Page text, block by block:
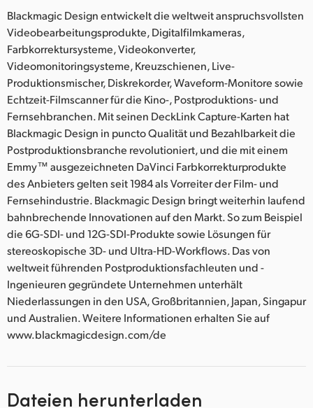
Blackmagic Design entwickelt die weltweit anspruchsvollsten
Videobearbeitungsprodukte, Digitalfilmkameras,
Farbkorrektursysteme, Videokonverter,
Videomonitoringsysteme, Kreuzschienen, Live-
Produktionsmischer, Diskrekorder, Waveform-Monitore sowie
Echtzeit-Filmscanner für die Kino-, Postproduktions- und
Fernsehbranchen. Mit seinen DeckLink Capture-Karten hat
Blackmagic Design in puncto Qualität und Bezahlbarkeit die
Postproduktionsbranche revolutioniert, und die mit einem
Emmy™ ausgezeichneten DaVinci Farbkorrekturprodukte
des Anbieters gelten seit 1984 als Vorreiter der Film- und
Fernsehindustrie. Blackmagic Design bringt weiterhin laufend
bahnbrechende Innovationen auf den Markt. So zum Beispiel
die 6G-SDI- und 12G-SDI-Produkte sowie Lösungen für
stereoskopische 3D- und Ultra-HD-Workflows. Das von
weltweit führenden Postproduktionsfachleuten und -
Ingenieuren gegründete Unternehmen unterhält
Niederlassungen in den USA, Großbritannien, Japan, Singapur
und Australien. Weitere Informationen erhalten Sie auf
www.blackmagicdesign.com/de
Dateien herunterladen